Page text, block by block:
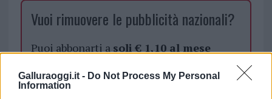
Galluraoggi.it - Do Not Process My Personal
Information
Vuoi rimuovere le pubblicità nazionali?
Puoi abbonarti a soli € 1,10 al mese